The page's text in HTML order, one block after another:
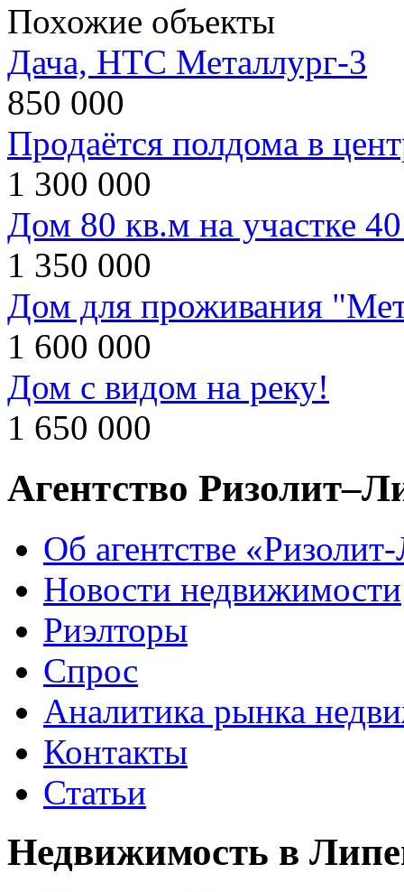
Похожие объекты
Дача, НТС Металлург-3
850 000
Продаётся полдома в
1 300 000
Дом 80 кв.м на участке
1 350 000
Дом для проживания
1 600 000
Дом с видом на реку!
1 650 000
Агентство
Об агентстве
Новости недвижимости
Риэлторы
Спрос
Аналитика рынка
Контакты
Статьи
Недвижимость в